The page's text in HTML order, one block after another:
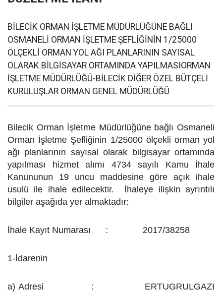
BİLECİK ORMAN İŞLETME MÜDÜRLÜĞÜNE BAĞLI
OSMANELİ ORMAN İŞLETME ŞEFLİĞİNİN 1/25000
ÖLÇEKLİ ORMAN YOL AĞI PLANLARININ SAYISAL
OLARAK BİLGİSAYAR ORTAMINDA YAPILMASIORMAN
İŞLETME MÜDÜRLÜĞÜ-BİLECİK DİĞER ÖZEL BÜTÇELİ
KURULUŞLAR ORMAN GENEL MÜDÜRLÜĞÜ
Bilecik Orman İşletme Müdürlüğüne bağlı Osmaneli
Orman İşletme Şefliğinin 1/25000 ölçekli orman yol
ağı planlarının sayısal olarak bilgisayar ortamında
yapılması hizmet alımı 4734 sayılı Kamu İhale
Kanununun 19 uncu maddesine göre açık ihale
usulü ile ihale edilecektir. İhaleye ilişkin ayrıntılı
bilgiler aşağıda yer almaktadır:
İhale Kayıt Numarası : 2017/38258
1-İdarenin
a) Adresi : ERTUGRULGAZI